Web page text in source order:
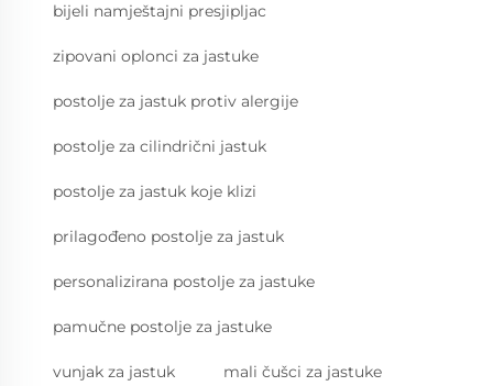
bijeli namještajni presjipljac
zipovani oplonci za jastuke
postolje za jastuk protiv alergije
postolje za cilindrični jastuk
postolje za jastuk koje klizi
prilagođeno postolje za jastuk
personalizirana postolje za jastuke
pamučne postolje za jastuke
vunjak za jastuk mali čušci za jastuke